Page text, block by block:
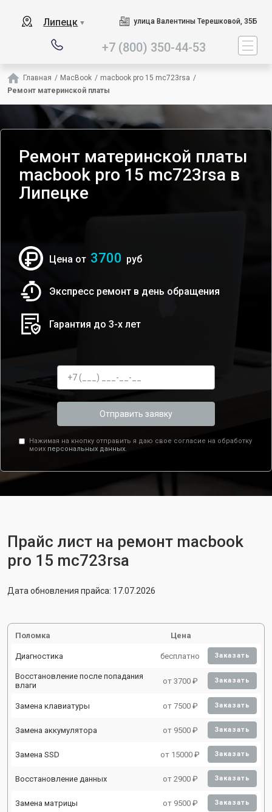
Липецк ▼ улица Валентины Терешковой, 35Б
+7 (800) 350-44-53
Главная / MacBook / macbook pro 15 mc723rsa /
Ремонт материнской платы
Ремонт материнской платы
macbook pro 15 mc723rsa в
Липецке
Цена от 3700 руб
Экспресс ремонт в день обращения
Гарантия до 3-х лет
Отправить заявку
Нажимая на кнопку отправить я даю свое согласие на обработку
моих персональных данных.
Прайс лист на ремонт macbook
pro 15 mc723rsa
Дата обновления прайса: 17.07.2026
Поломка Цена
Диагностика бесплатно Заказать
Восстановление после попадания
влаги
от 3700 ₽ Заказать
Замена клавиатуры от 7500 ₽ Заказать
Замена аккумулятора от 9500 ₽ Заказать
Замена SSD от 15000 ₽ Заказать
Восстановление данных от 2900 ₽ Заказать
Замена матрицы от 9500 ₽ Заказать